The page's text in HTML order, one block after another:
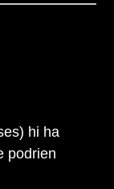
hi ha
podrien